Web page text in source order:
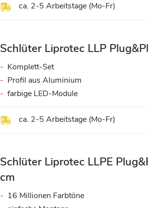
ca. 2-5 Arbeitstage (Mo-Fr)
Schlüter Liprotec LLP
ca. 2-5 Arbeitstage (Mo-Fr)
Komplett-Set
Profil aus Aluminium
farbige LED-Module
Schlüter Liprotec LLPE
cm
16 Millionen Farbtöne